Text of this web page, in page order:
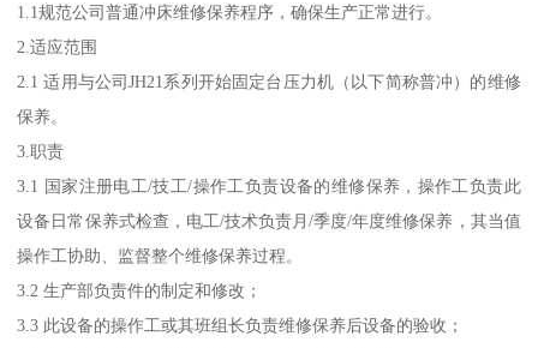
1.1规范公司普通冲床维修保养程序，确保生产正常进行。
2.适应范围
2.1 适用与公司JH21系列开始固定台压力机（以下简称普冲）的维修
保养。
3.职责
3.1 国家注册电工/技工/操作工负责设备的维修保养，操作工负责此
设备日常保养式检查，电工/技术负责月/季度/年度维修保养，其当值
操作工协助、监督整个维修保养过程。
3.2 生产部负责件的制定和修改；
3.3 此设备的操作工或其班组长负责维修保养后设备的验收；